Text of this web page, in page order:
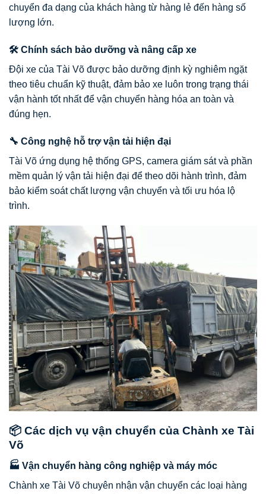
chuyển đa dạng của khách hàng từ hàng lẻ đến hàng số
lượng lớn.
🛠️ Chính sách bảo dưỡng và nâng cấp xe
Đội xe của Tài Võ được bảo dưỡng định kỳ nghiêm ngặt
theo tiêu chuẩn kỹ thuật, đảm bảo xe luôn trong trạng thái
vận hành tốt nhất để vận chuyển hàng hóa an toàn và
đúng hẹn.
🔧 Công nghệ hỗ trợ vận tải hiện đại
Tài Võ ứng dụng hệ thống GPS, camera giám sát và phần
mềm quản lý vận tải hiện đại để theo dõi hành trình, đảm
bảo kiểm soát chất lượng vận chuyển và tối ưu hóa lộ
trình.
📦 Các dịch vụ vận chuyển của Chành xe Tài
Võ
🏭 Vận chuyển hàng công nghiệp và máy móc
Chành xe Tài Võ chuyên nhận vận chuyển các loại hàng